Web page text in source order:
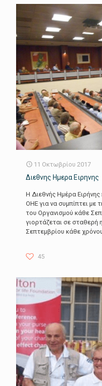
11 Οκτωβρίου 2017
Διεθνης Ημερα Ειρηνης
Η Διεθνής Ημέρα
ΟΗΕ για να συμπίπτει με
του Οργανισμού κάθε
γιορτάζεται σε σταθερή
Σεπτεμβρίου κάθε
45